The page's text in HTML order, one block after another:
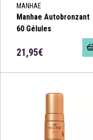
MANHAE
Manhae Autobronzant
60 Gélules
21,95€